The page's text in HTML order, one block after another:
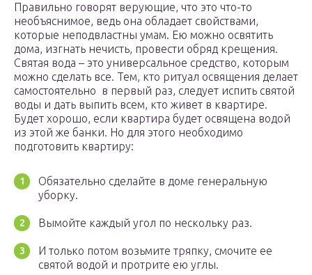
Правильно говорят верующие, что это что-то
необъяснимое, ведь она обладает свойствами,
которые неподвластны умам. Ею можно освятить
дома, изгнать нечисть, провести обряд крещения.
Святая вода – это универсальное средство, которым
можно сделать все. Тем, кто ритуал освящения делает
самостоятельно в первый раз, следует испить святой
воды и дать выпить всем, кто живет в квартире.
Будет хорошо, если квартира будет освящена водой
из этой же банки. Но для этого необходимо
подготовить квартиру:
Обязательно сделайте в доме генеральную
уборку.
Вымойте каждый угол по нескольку раз.
И только потом возьмите тряпку, смочите ее
святой водой и протрите ею углы.